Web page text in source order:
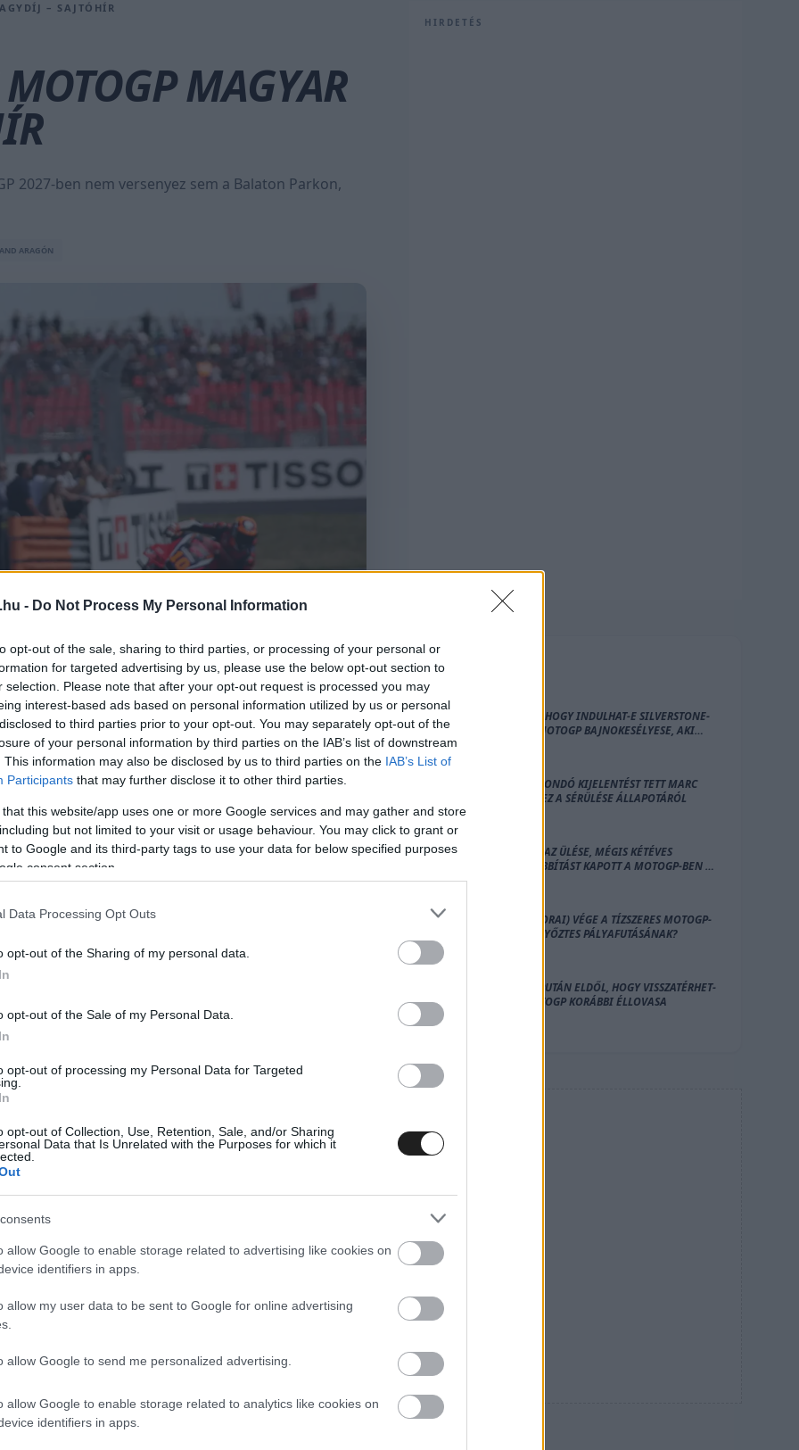
- Do Not Process My Personal Information
opt-out of the sale, sharing to third parties, or processing of your personal or
for targeted advertising by us, please use the below opt-out section to
selection. Please note that after your opt-out request is processed you may
interest-based ads based on personal information utilized by us or personal
to third parties prior to your opt-out. You may separately opt-out of the
of your personal information by third parties on the IAB’s list of downstream
This information may also be disclosed by us to third parties on the IAB’s List of
Participants that may further disclose it to other third parties.
that this website/app uses one or more Google services and may gather and store
but not limited to your visit or usage behaviour. You may click to grant or
to Google and its third-party tags to use your data for below specified purposes
consent section.
Data Processing Opt Outs
opt-out of the Sharing of my personal data.
opt-out of the Sale of my Personal Data.
opt-out of processing my Personal Data for Targeted
opt-out of Collection, Use, Retention, Sale, and/or Sharing
Data that Is Unrelated with the Purposes for which it
allow Google to enable storage related to advertising like cookies on
identifiers in apps.
allow my user data to be sent to Google for online advertising
allow Google to send me personalized advertising.
allow Google to enable storage related to analytics like cookies on
identifiers in apps.
– SAJTÓHÍR
MAGYAR
2027-ben nem versenyez sem a Balaton Parkon,
ARAGÓN
/ Red Bull Content Pool
MEGOSZTÁS
2027-es MotoGP-naptárnak. Már a
tavaly bekerülő Balaton Park
követően 2027-ben már nem
Moto2-es és Moto3-as mezőnye. Gyulay
aztán a múlt hétvégi Magyar Nagydíj
2028-tól tudná átvállalni a
mivel komoly átalakításokat kellene
1986 óta megszakítás nélkül otthont adó
hazánkba a világbajnokság (a jövő évi
az a tény is, hogy a MotoGP a mai
elveszítő Aragón mégis marad a
befektetés keretében szerződést kötött a
HIRDETÉS
FRISS
ELDŐLT, HOGY INDULHAT-E SILVERSTONE-
BAN A MOTOGP BAJNOKESÉLYESE, AKI
SOKATMONDÓ KIJELENTÉST TETT MARC
MÁRQUEZ A SÉRÜLÉSE ÁLLAPOTÁRÓL
INGOTT AZ ÜLÉSE, MÉGIS KÉTÉVES
HOSSZABBÍTÁST KAPOTT A MOTOGP-BEN AZ
ITT A (KORAI) VÉGE A TÍZSZERES MOTOGP-
FUTAMGYŐZTES PÁLYAFUTÁSÁNAK?
HOLNAPUTÁN ELDŐL, HOGY VISSZATÉRHET-
E A MOTOGP KORÁBBI ÉLLOVASA